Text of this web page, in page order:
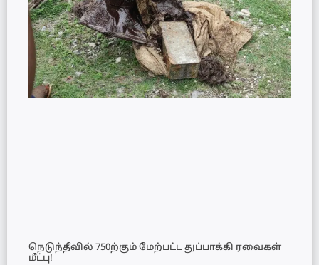
நெடுந்தீவில் 750ற்கும் மேற்பட்ட துப்பாக்கி ரவைகள்
மீட்பு!